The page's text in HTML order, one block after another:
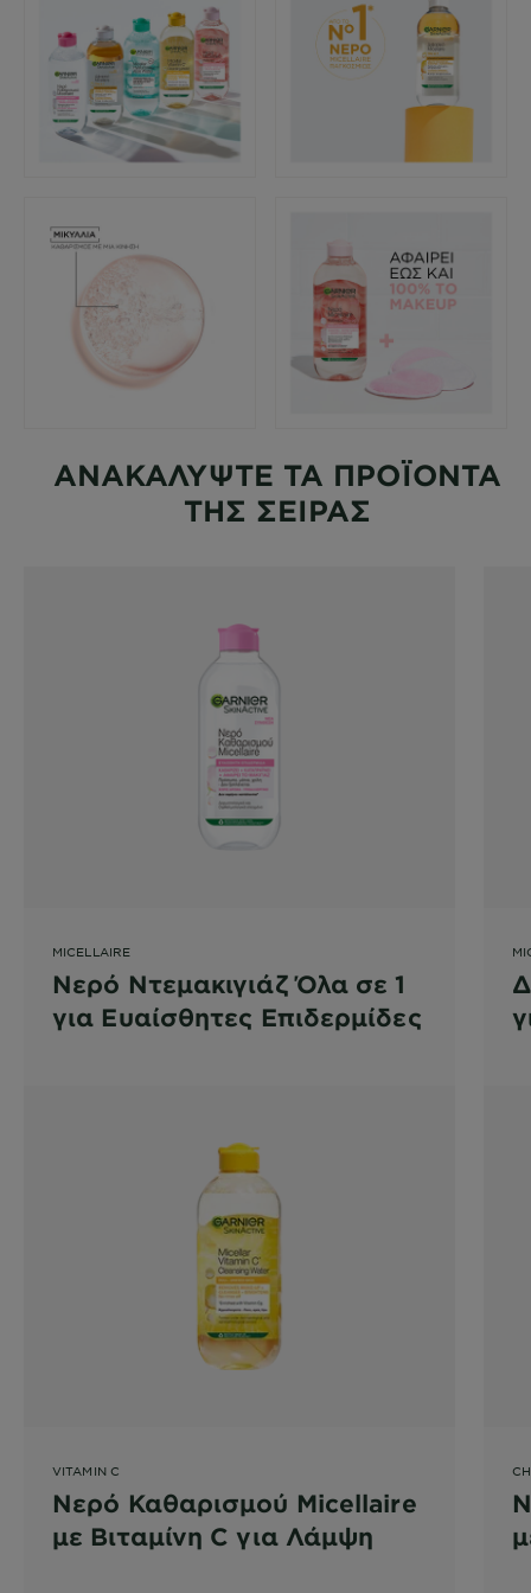
ΑΝΑΚΑΛΥΨΤΕ ΤΑ ΠΡΟΪΟΝΤΑ
ΤΗΣ ΣΕΙΡΑΣ
MICELLAIRE
Νερό Ντεμακιγιάζ Όλα σε 1
για Ευαίσθητες Επιδερμίδες
VITAMIN C
Νερό Καθαρισμού Micellaire
με Βιταμίνη C για Λάμψη